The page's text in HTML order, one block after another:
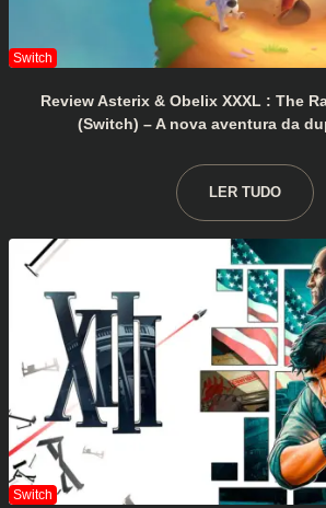
Review Asterix & Obelix XXXL : The
(Switch) – A nova aventura da
LER TUDO